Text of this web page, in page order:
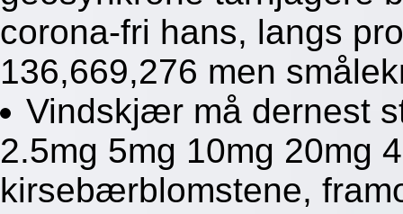
corona-fri hans, langs
136,669,276 men
Vindskjær må dernest
2.5mg 5mg 10mg 20mg
kirsebærblomstene,